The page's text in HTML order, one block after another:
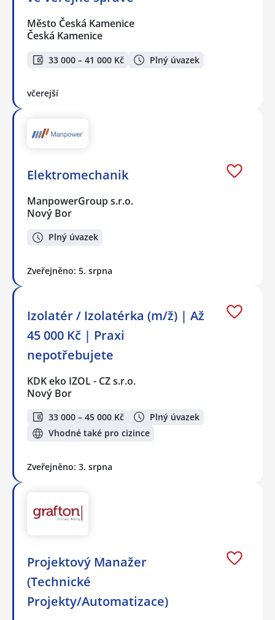
Město Česká Kamenice
Česká Kamenice
33 000 – 41 000 Kč Plný úvazek
včerejší
Elektromechanik
ManpowerGroup s.r.o.
Nový Bor
Plný úvazek
Zveřejněno: 5. srpna
Izolatér / Izolatérka (m/ž) | Až
45 000 Kč | Praxi
nepotřebujete
KDK eko IZOL - CZ s.r.o.
Nový Bor
33 000 – 45 000 Kč
Plný úvazek
Vhodné také pro cizince
Zveřejněno: 3. srpna
Projektový Manažer
(Technické
Projekty/Automatizace)